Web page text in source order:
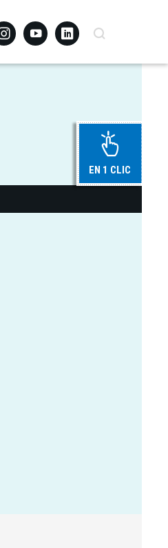
YoutubeLinkedinRecherche
EN 1 CLIC